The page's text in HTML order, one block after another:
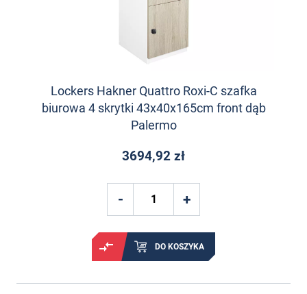
Lockers Hakner Quattro Roxi-C szafka
biurowa 4 skrytki 43x40x165cm front dąb
Palermo
3694,92 zł
DO KOSZYKA